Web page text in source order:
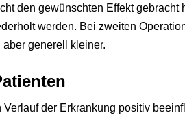
den gewünschten Effekt gebracht
werden. Bei zweiten
generell kleiner.
Verlauf der Erkrankung positiv